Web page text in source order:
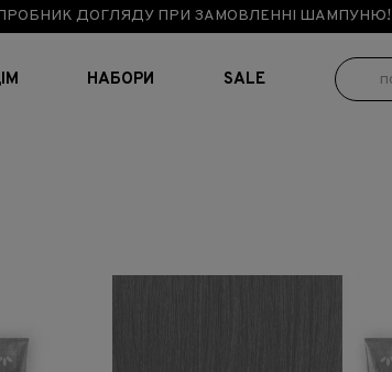
ДОГЛЯДУ ПРИ ЗАМОВЛЕННІ ШАМПУНЮ!
НАБОРИ SALE